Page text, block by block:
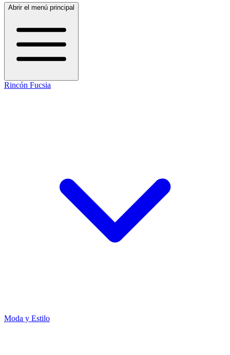
Abrir el menú principal
Rincón Fucsia
Moda y Estilo